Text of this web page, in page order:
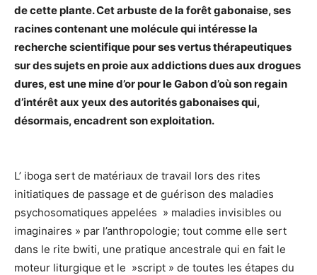
de cette plante. Cet arbuste de la forêt gabonaise, ses
racines contenant une molécule qui intéresse la
recherche scientifique pour ses vertus thérapeutiques
sur des sujets en proie aux addictions dues aux drogues
dures, est une mine d’or pour le Gabon d’où son regain
d’intérêt aux yeux des autorités gabonaises qui,
désormais, encadrent son exploitation.
L’ iboga sert de matériaux de travail lors des rites
initiatiques de passage et de guérison des maladies
psychosomatiques appelées » maladies invisibles ou
imaginaires » par l’anthropologie; tout comme elle sert
dans le rite bwiti, une pratique ancestrale qui en fait le
moteur liturgique et le »script » de toutes les étapes du